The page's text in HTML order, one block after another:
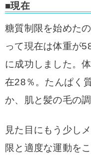
■現在
糖質制限を始めた
って現在は体重が
に成功しました。
在28％。 たんぱく
か、肌と髪の毛の
見た目にもう少し
限と適度な運動を